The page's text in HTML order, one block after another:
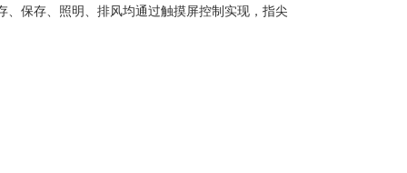
保存、照明、排风均通过触摸屏控制实现，指尖